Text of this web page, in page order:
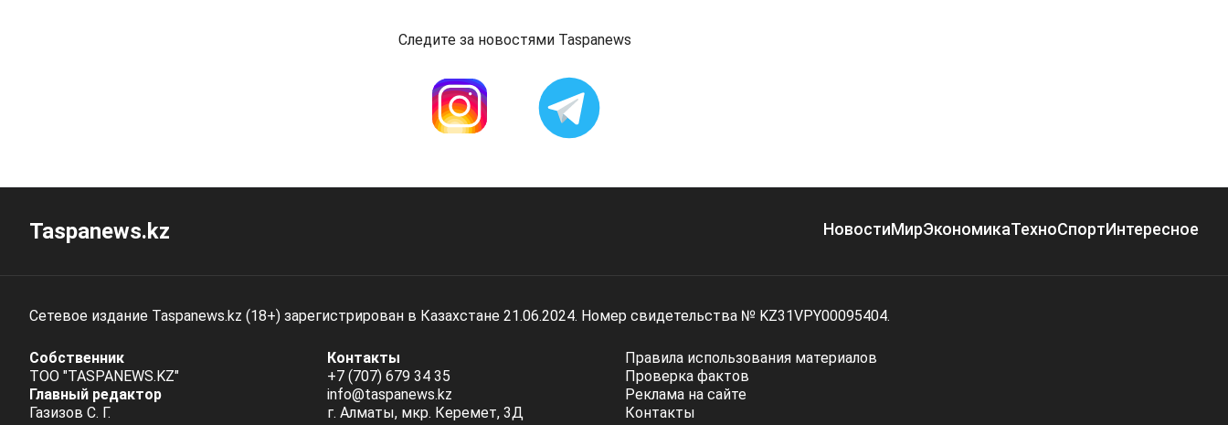
Следите за новостями Taspanews
Taspanews.kz НовостиМирЭкономикаТехноСпортИнтересное
Сетевое издание Taspanews.kz (18+) зарегистрирован в Казахстане 21.06.2024. Номер свидетельства № KZ31VPY00095404.
Собственник
ТОО "TASPANEWS.KZ"
Главный редактор
Газизов С. Г.
Контакты
+7 (707) 679 34 35
info@taspanews.kz
г. Алматы, мкр. Керемет, 3Д
Правила использования материалов
Проверка фактов
Реклама на сайте
Контакты